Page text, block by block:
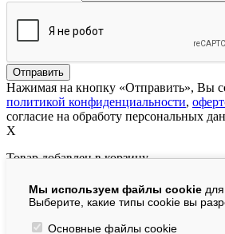
Мы используем файлы cookie
Выберите, какие типы cookie вы
Основные файлы cookie
Нажимая на кнопку «Отправить», Вы
политикой конфиденциальности,
согласие на обработу персональных
X
Товар добавлен в корзину
В корзине:шт.